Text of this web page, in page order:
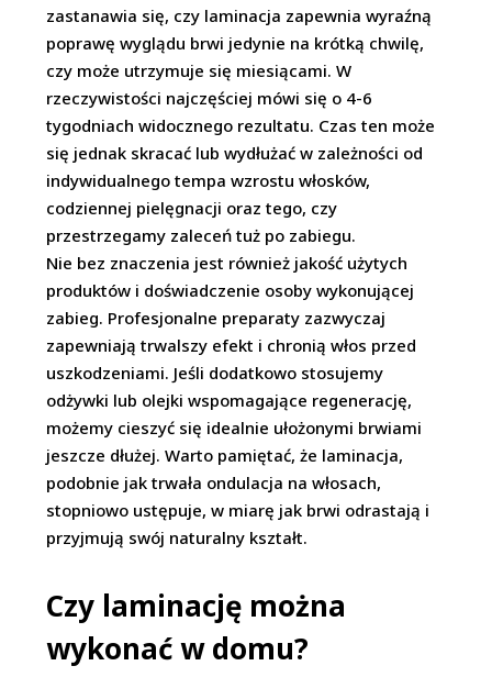
zastanawia się, czy laminacja zapewnia wyraźną
poprawę wyglądu brwi jedynie na krótką chwilę,
czy może utrzymuje się miesiącami. W
rzeczywistości najczęściej mówi się o 4-6
tygodniach widocznego rezultatu. Czas ten może
się jednak skracać lub wydłużać w zależności od
indywidualnego tempa wzrostu włosków,
codziennej pielęgnacji oraz tego, czy
przestrzegamy zaleceń tuż po zabiegu.
Nie bez znaczenia jest również jakość użytych
produktów i doświadczenie osoby wykonującej
zabieg. Profesjonalne preparaty zazwyczaj
zapewniają trwalszy efekt i chronią włos przed
uszkodzeniami. Jeśli dodatkowo stosujemy
odżywki lub olejki wspomagające regenerację,
możemy cieszyć się idealnie ułożonymi brwiami
jeszcze dłużej. Warto pamiętać, że laminacja,
podobnie jak trwała ondulacja na włosach,
stopniowo ustępuje, w miarę jak brwi odrastają i
przyjmują swój naturalny kształt.
Czy laminację można
wykonać w domu?